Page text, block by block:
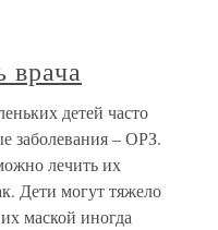
врача
детей часто
заболевания – ОРЗ.
лечить их
Дети могут тяжело
маской иногда